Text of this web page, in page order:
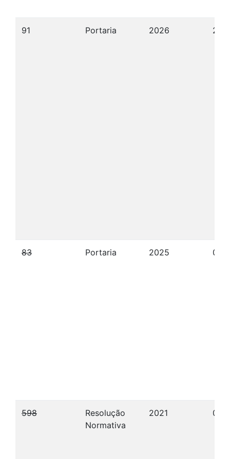
91 Portaria 2026 22/
83 Portaria 2025 09/
598
Resolução
Normativa
2021 02/